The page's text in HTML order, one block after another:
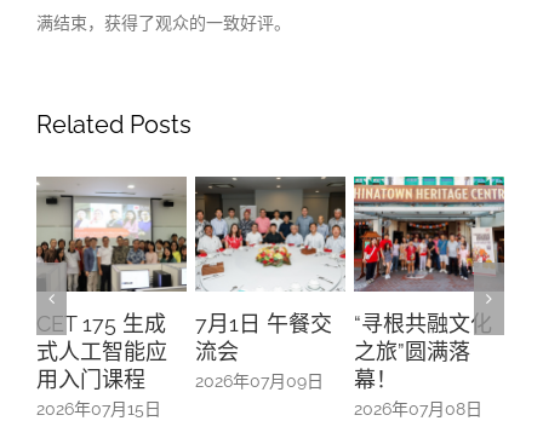
满结束，获得了观众的一致好评。
Related Posts
CET 175 生成
式人工智能应
用入门课程
2026年07月15日
7月1日 午餐交
流会
2026年07月09日
“寻根共融文化
之旅”圆满落
幕！
2026年07月08日